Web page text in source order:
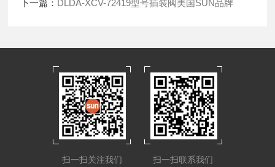
下一篇： DLDA-XCV-72419型号插装阀美国SUN品牌
扫一扫关注我们 扫一扫联系我们